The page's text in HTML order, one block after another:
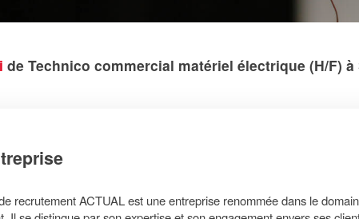
de Technico commercial matériel électrique (H/F) à
recrutement ACTUAL est une entreprise renommée dans le